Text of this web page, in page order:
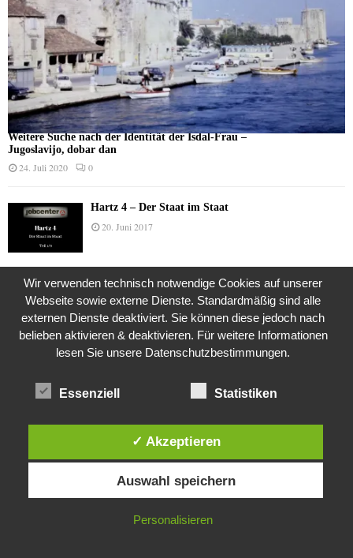
Weitere Suche nach der Identität der Isdal-Frau –
Jugoslavijo, dobar dan
24. Juli 2020 0
Hartz 4 – Der Staat im Staat
20. Juni 2017
Das Leben des Lachs
12. Oktober 2020
9. Juli 2018
24. November 2015
Diese Website verwendet Cookies. Durch die weitere Nutzung dieser
Website stimmst du der Verwendung von Cookies zu.
IN ORDNUNG
Wir verwenden technisch notwendige Cookies auf unserer
Webseite sowie externe Dienste. Standardmäßig sind alle
externen Dienste deaktiviert. Sie können diese jedoch nach
belieben aktivieren & deaktivieren. Für weitere Informationen
lesen Sie unsere Datenschutzbestimmungen.
Essenziell Statistiken
✓ Akzeptieren
Auswahl speichern
Personalisieren